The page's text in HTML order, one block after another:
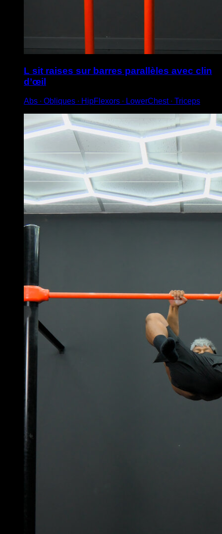
L sit raises sur barres parallèles avec clin
d’œil
Abs ∙ Obliques ∙ HipFlexors ∙ LowerChest ∙ Triceps